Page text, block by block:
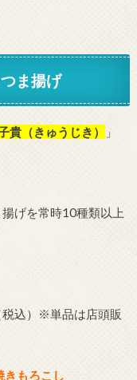
ま揚げ
貴（きゅうじき） 」
げを常時10種類以上
込）※単品は店頭販
きもろこし